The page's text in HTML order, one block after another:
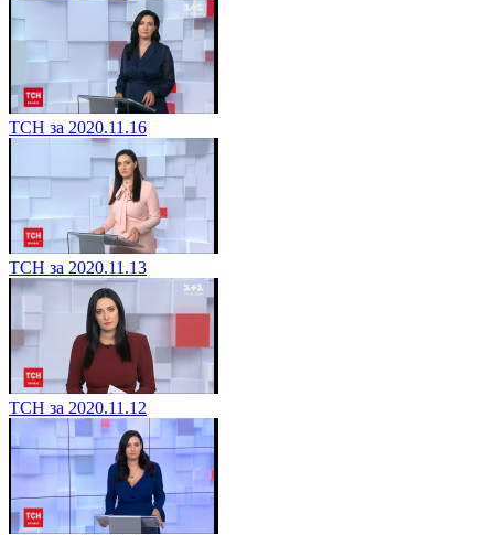
ТСН за 2020.11.16
ТСН за 2020.11.13
ТСН за 2020.11.12